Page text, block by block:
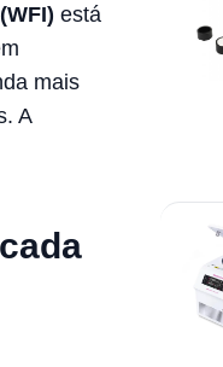
está
mais
A